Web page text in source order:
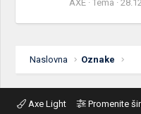
AXE Tema
Naslovna Oznake
Axe Light Promenite